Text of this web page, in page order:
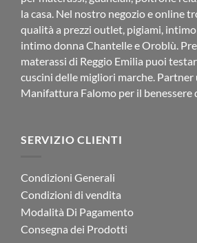
la casa. Nel nostro negozio e online
qualità a prezzi outlet, pigiami,
intimo donna Chantelle e Oroblù.
materassi di Reggio Emilia puoi
cuscini delle migliori marche. Partner
Manifattura Falomo per il benessere
SERVIZIO CLIENTI
Condizioni Generali
Condizioni di vendita
Modalità Di Pagamento
Consegna dei Prodotti